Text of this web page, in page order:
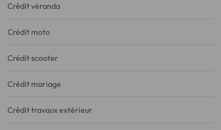
Crédit véranda
Crédit moto
Crédit scooter
Crédit mariage
Crédit travaux extérieur